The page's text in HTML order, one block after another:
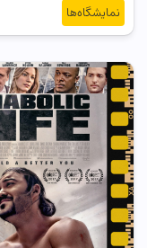
نمایشگاه‌ها